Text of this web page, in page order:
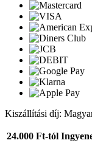
Kiszállítási díj:
24.000 Ft-tól